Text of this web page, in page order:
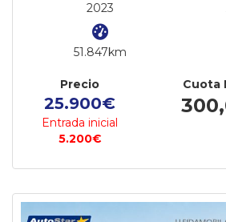
2023
51.847km
Precio
25.900€
Entrada inicial
5.200€
Cuota